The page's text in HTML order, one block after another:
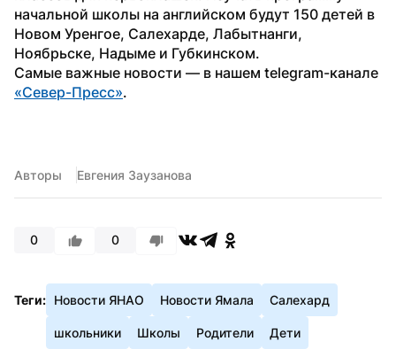
начальной школы на английском будут 150 детей в
Новом Уренгое, Салехарде, Лабытнанги,
Ноябрьске, Надыме и Губкинском.
«Север-Пресс».
Авторы Евгения Заузанова
0 0
Теги: Новости ЯНАО Новости Ямала Салехард
школьники Школы Родители Дети